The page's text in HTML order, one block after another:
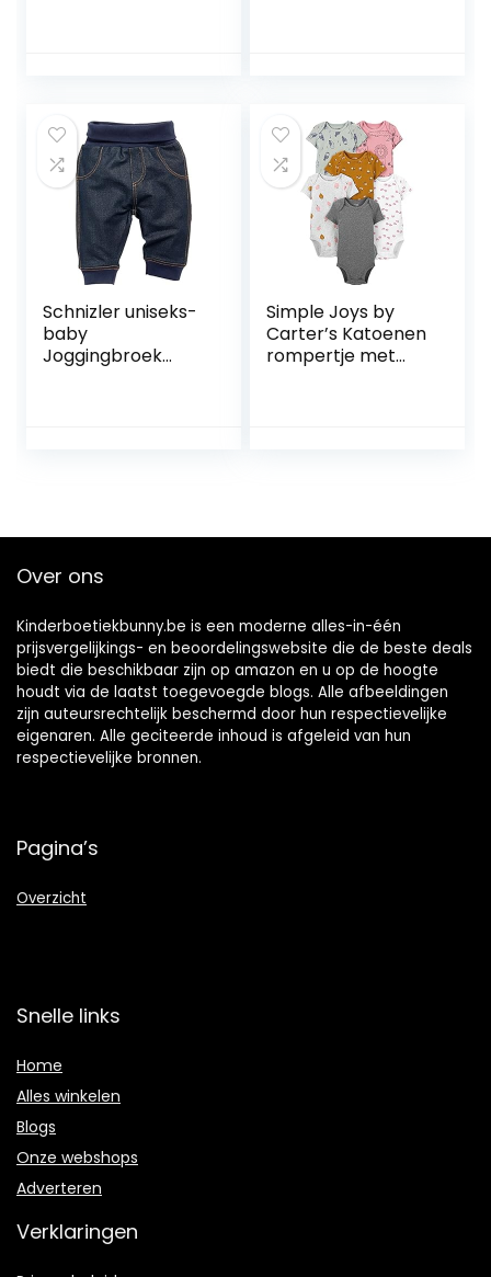
Schnizler uniseks-
baby
Joggingbroek
Simple Joys by
Carter’s Katoenen
rompertje met
Over ons
Kinderboetiekbunny.be is een moderne alles-in-één
prijsvergelijkings- en beoordelingswebsite die de beste deals
biedt die beschikbaar zijn op amazon en u op de hoogte
houdt via de laatst toegevoegde blogs. Alle afbeeldingen
zijn auteursrechtelijk beschermd door hun respectievelijke
eigenaren. Alle geciteerde inhoud is afgeleid van hun
respectievelijke bronnen.
Pagina’s
Overzicht
Snelle links
Home
Alles winkelen
Blogs
Onze webshops
Adverteren
Verklaringen